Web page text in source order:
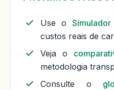
Use o
custos reais de
Veja o
metodologia
Consulte o